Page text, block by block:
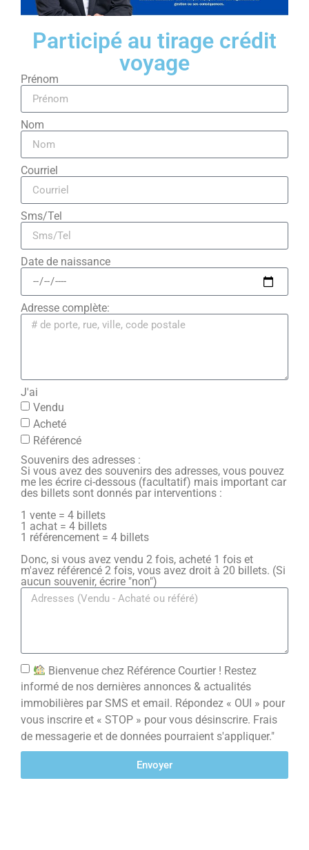
Participé au tirage crédit
voyage
Prénom
Nom
Courriel
Sms/Tel
Date de naissance
Adresse complète:
J'ai
Vendu
Acheté
Référencé
Souvenirs des adresses :
Si vous avez des souvenirs des adresses, vous pouvez
me les écrire ci-dessous (facultatif) mais important car
des billets sont donnés par interventions :
1 vente = 4 billets
1 achat = 4 billets
1 référencement = 4 billets
Donc, si vous avez vendu 2 fois, acheté 1 fois et
m'avez référencé 2 fois, vous avez droit à 20 billets. (Si
aucun souvenir, écrire "non")
Bienvenue chez Référence Courtier ! Restez
informé de nos dernières annonces & actualités
immobilières par SMS et email. Répondez « OUI » pour
vous inscrire et « STOP » pour vous désinscrire. Frais
de messagerie et de données pourraient s'appliquer."
Envoyer